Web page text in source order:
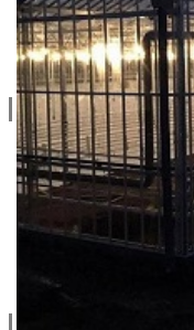
Blog
Projektovanje /
Informacije
Privatnost &
Uslovi Korišćenja
Dostava & Povraćaj